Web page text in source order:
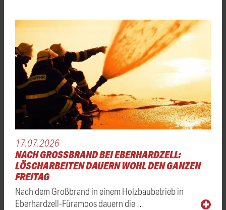
17.07.2026
NACH GROSSBRAND BEI EBERHARDZELL: L
ÖSCHARBEITEN DAUERN WOHL DEN GANZEN F
REITAG
Nach dem Großbrand in einem Holzbaubetrieb in
Eberhardzell-Füramoos dauern die …